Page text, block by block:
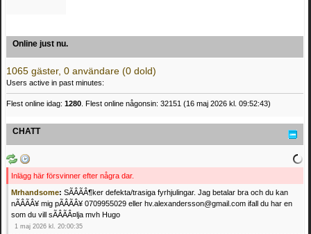
Online just nu.
1065 gäster, 0 användare (0 dold)
Users active in past minutes:
Flest online idag: 1280 . Flest online någonsin: 32151 (16 maj 2026 kl. 09:52:43)
CHATT
Inlägg här försvinner efter några dar.
Mrhandsome: SÃÂÃÂ¶ker defekta/trasiga fyrhjulingar. Jag betalar bra och du kan
nÃÂÃÂ¥ mig pÃÂÃÂ¥ 0709955029 eller hv.alexandersson@gmail.com ifall du har en
som du vill sÃÂÃÂ¤lja mvh Hugo
1 maj 2026 kl. 20:00:35